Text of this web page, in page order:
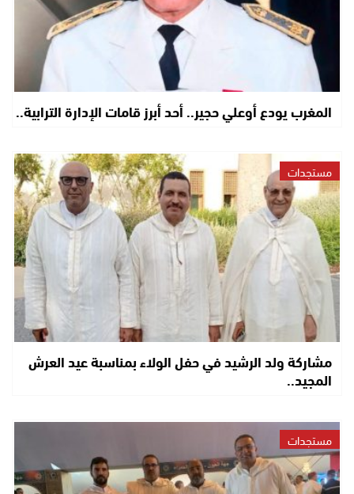
المغرب يودع أوعلي حجير.. أحد أبرز قامات الإدارة الترابية..
مستجدات
مشاركة ولد الرشيد في حفل الولاء بمناسبة عيد العرش
المجيد..
مستجدات